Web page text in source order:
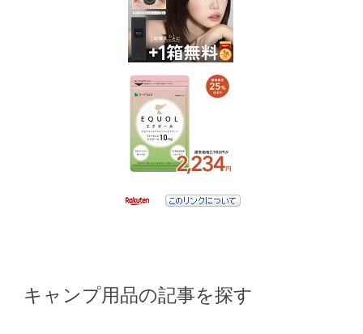
キャンプ用品の記事を探す